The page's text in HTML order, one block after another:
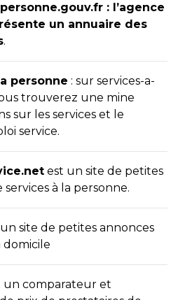
: l’agence
un annuaire des
.
personne : sur services-a-
trouverez une mine
sur les services et le
service.
est un site de petites
à la personne.
site de petites annonces
domicile
un comparateur et